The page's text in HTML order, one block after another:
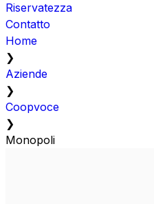
Riservatezza
Contatto
Home
❯
Aziende
❯
Coopvoce
❯
Monopoli